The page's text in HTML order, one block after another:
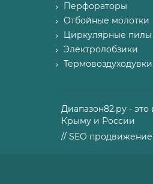
Перфораторы
Отбойные молотки
Циркулярные пилы
Электролобзики
Диапазон82.ру -
Крыму и России
// SEO